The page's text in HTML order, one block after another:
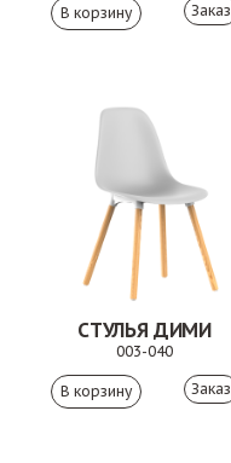
Заказ
СТУЛЬЯ ДИМИ
003-040
Заказ